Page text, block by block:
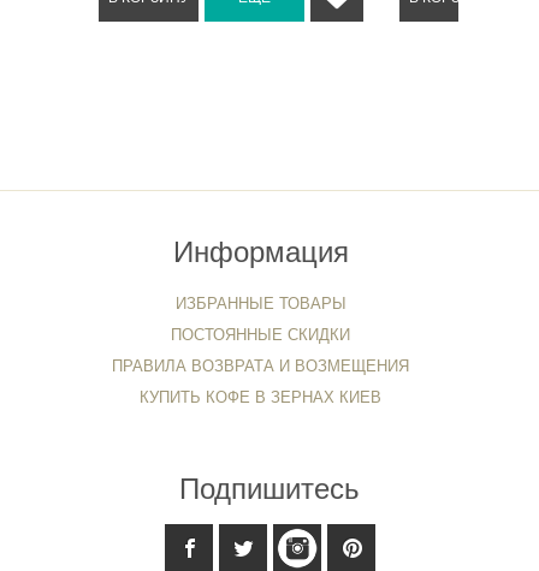
Информация
ИЗБРАННЫЕ ТОВАРЫ
ПОСТОЯННЫЕ СКИДКИ
ПРАВИЛА ВОЗВРАТА И ВОЗМЕЩЕНИЯ
КУПИТЬ КОФЕ В ЗЕРНАХ КИЕВ
Подпишитесь